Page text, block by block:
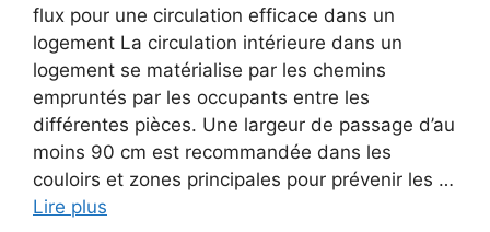
flux pour une circulation efficace dans un
logement La circulation intérieure dans un
logement se matérialise par les chemins
empruntés par les occupants entre les
différentes pièces. Une largeur de passage d’au
moins 90 cm est recommandée dans les
couloirs et zones principales pour prévenir les …
Lire plus